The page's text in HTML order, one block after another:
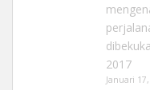
2017
Januari